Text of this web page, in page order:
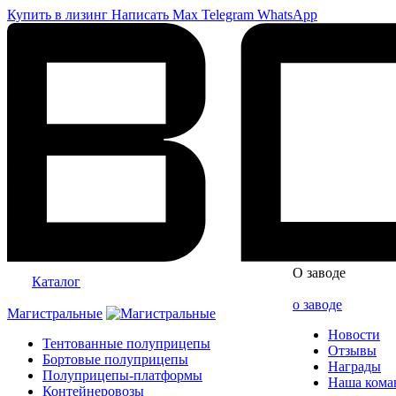
Купить в лизинг Написать Max Telegram WhatsApp
Каталог
Магистральные
Тентованные полуприцепы
Бортовые полуприцепы
Полуприцепы-платформы
Контейнеровозы
О заводе
о заводе
Новости
Отзывы
Награды
Наша